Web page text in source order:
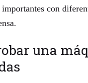
con
una